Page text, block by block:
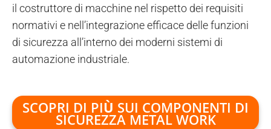
il costruttore di macchine nel rispetto dei requisiti
normativi e nell’integrazione efficace delle funzioni
di sicurezza all’interno dei moderni sistemi di
automazione industriale.
SCOPRI DI PIÙ SUI COMPONENTI DI
SICUREZZA METAL WORK